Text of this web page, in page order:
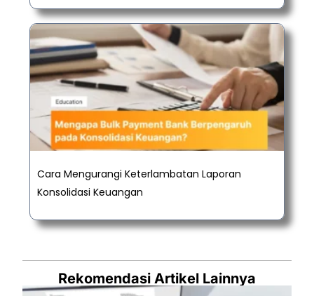
Cara Mengurangi Keterlambatan Laporan
Konsolidasi Keuangan
Rekomendasi Artikel Lainnya